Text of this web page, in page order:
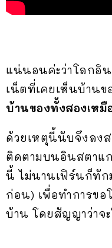
แน่นอนค่ะว่าโลกอิน
เน็ตที่เคยเห็นบ้านข
บ้านของทั้งสองเห
ด้วยเหตุนี้นับจึงลง
ติดตามบนอินสตาแก
นี้ ไม่นานเฟิร์นก็ทัก
ก่อน) เพื่อทำการข
บ้าน โดยสัญญาว่าจ